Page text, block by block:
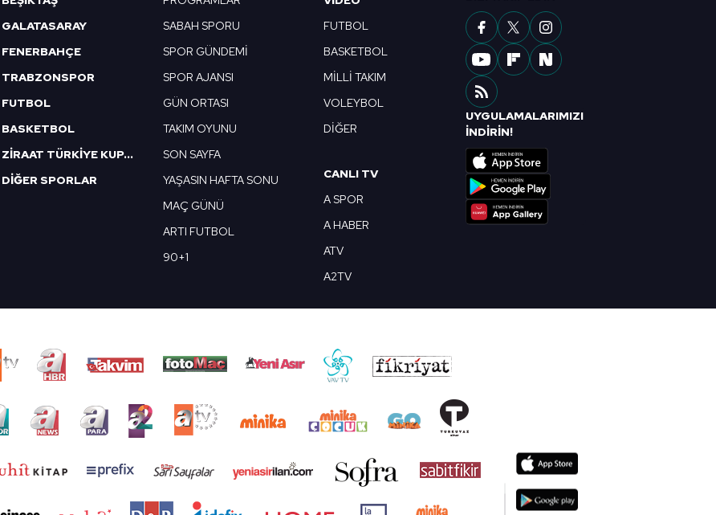
yer alan panel vasıtasıyla belirleyebilirsiniz. Çerezlere ilişkin detaylı bilgi için Ayarlar
Kanunu uyarınca hazırlanmış Aydınlatma Metnimizi okumak ve sitemizde ilgili
çerezlerle ilgili bilgi almak için lütfen
GALATASARAY
FENERBAHÇE
TRABZONSPOR
FUTBOL
BASKETBOL
ZİRAAT TÜRKİYE KUPASI
DİĞER SPORLAR
SABAH SPORU
SPOR GÜNDEMİ
SPOR AJANSI
GÜN ORTASI
TAKIM OYUNU
SON SAYFA
YAŞASIN HAFTA SONU
MAÇ GÜNÜ
ARTI FUTBOL
90+1
FUTBOL
BASKETBOL
MİLLİ TAKIM
VOLEYBOL
DİĞER
CANLI TV
A SPOR
A HABER
ATV
A2TV
UYGULAMALARIMIZI
İNDİRİN!